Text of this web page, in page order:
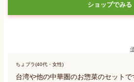
ショップでみる
ちょプラ(40代・女性)
台湾や他の中華圏のお惣菜のセット